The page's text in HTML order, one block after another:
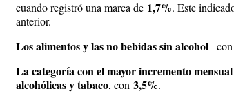
cuando registró una marca de 1,7%. Este
anterior.
Los alimentos y las no bebidas sin alcohol
La categoría con el mayor incremento
alcohólicas y tabaco, con 3,5%.